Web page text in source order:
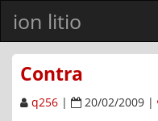
ion litio
Contra
q256 | 20/02/2009 |